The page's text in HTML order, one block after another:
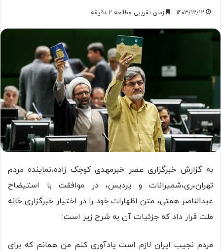
1403/12/12 زمان تقریبی مطالعه 2 دقیقه
به گزارش خبرگزاری عصر خبرمهدی کوچک زاده،نماینده مردم
تهران،ری،شمیرانات و پردیس، در موافقت با استیضاح
عبدالناصر همتی، متن اظهارات خود را در اختیار خبرگزاری خانه
ملت قرار داد که جزئیات آن به شرح زیر است:
مردم نجیب ایران لازم است یادآوری کنم من همانم که برای